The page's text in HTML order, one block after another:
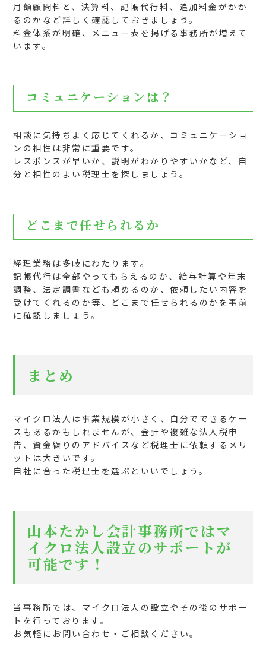
月額顧問料と、決算料、記帳代行料、追加料金がかか
るのかなど詳しく確認しておきましょう。
料金体系が明確、メニュー表を掲げる事務所が増えて
います。
コミュニケーションは？
相談に気持ちよく応じてくれるか、コミュニケーショ
ンの相性は非常に重要です。
レスポンスが早いか、説明がわかりやすいかなど、自
分と相性のよい税理士を探しましょう。
どこまで任せられるか
経理業務は多岐にわたります。
記帳代行は全部やってもらえるのか、給与計算や年末
調整、法定調書なども頼めるのか、依頼したい内容を
受けてくれるのか等、どこまで任せられるのかを事前
に確認しましょう。
まとめ
マイクロ法人は事業規模が小さく、自分でできるケー
スもあるかもしれませんが、会計や複雑な法人税申
告、資金繰りのアドバイスなど税理士に依頼するメリ
ットは大きいです。
自社に合った税理士を選ぶといいでしょう。
山本たかし会計事務所ではマ
イクロ法人設立のサポートが
可能です！
当事務所では、マイクロ法人の設立やその後のサポー
トを行っております。
お気軽にお問い合わせ・ご相談ください。